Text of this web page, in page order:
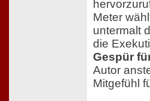
Meter
untermalt
die
Gespür
Autor
Mitgefühl